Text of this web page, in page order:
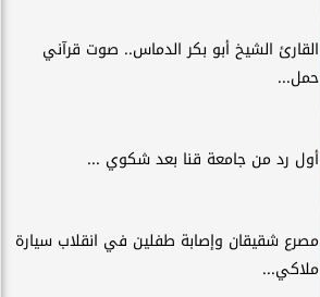
القارئ الشيخ أبو بكر الدماس.. صوت قرآني
حمل...
أول رد من جامعة قنا بعد شكوي ...
مصرع شقيقان وإصابة طفلين في انقلاب سيارة
ملاكي...